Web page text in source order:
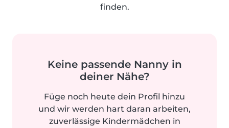
finden.
Keine passende Nanny in
deiner Nähe?
Füge noch heute dein Profil hinzu
und wir werden hart daran arbeiten,
zuverlässige Kindermädchen in